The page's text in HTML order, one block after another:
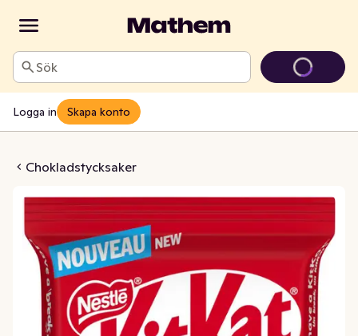
Sök
Logga in Skapa konto
Chokladstycksaker
Caramel